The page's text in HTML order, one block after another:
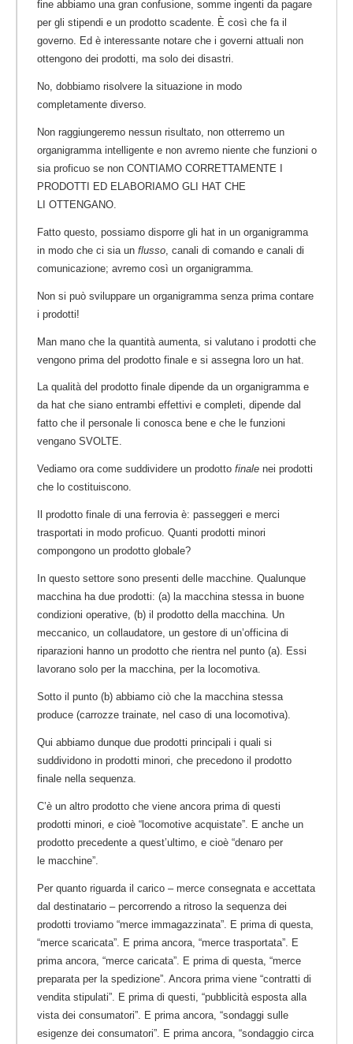
fine abbiamo una gran confusione, somme ingenti da pagare
per gli stipendi e un prodotto scadente. È così che fa il
governo. Ed è interessante notare che i governi attuali non
ottengono dei prodotti, ma solo dei disastri.
No, dobbiamo risolvere la situazione in modo
completamente diverso.
Non raggiungeremo nessun risultato, non otterremo un
organigramma intelligente e non avremo niente che funzioni o
sia proficuo se non CONTIAMO CORRETTAMENTE I
PRODOTTI ED ELABORIAMO GLI HAT CHE
LI OTTENGANO.
Fatto questo, possiamo disporre gli hat in un organigramma
in modo che ci sia un flusso , canali di comando e canali di
comunicazione; avremo così un organigramma.
Non si può sviluppare un organigramma senza prima contare
i prodotti!
Man mano che la quantità aumenta, si valutano i prodotti che
vengono prima del prodotto finale e si assegna loro un hat.
La qualità del prodotto finale dipende da un organigramma e
da hat che siano entrambi effettivi e completi, dipende dal
fatto che il personale li conosca bene e che le funzioni
vengano SVOLTE.
Vediamo ora come suddividere un prodotto finale nei prodotti
che lo costituiscono.
Il prodotto finale di una ferrovia è: passeggeri e merci
trasportati in modo proficuo. Quanti prodotti minori
compongono un prodotto globale?
In questo settore sono presenti delle macchine. Qualunque
macchina ha due prodotti: (a) la macchina stessa in buone
condizioni operative, (b) il prodotto della macchina. Un
meccanico, un collaudatore, un gestore di un’officina di
riparazioni hanno un prodotto che rientra nel punto (a). Essi
lavorano solo per la macchina, per la locomotiva.
Sotto il punto (b) abbiamo ciò che la macchina stessa
produce (carrozze trainate, nel caso di una locomotiva).
Qui abbiamo dunque due prodotti principali i quali si
suddividono in prodotti minori, che precedono il prodotto
finale nella sequenza.
C’è un altro prodotto che viene ancora prima di questi
prodotti minori, e cioè “locomotive acquistate”. E anche un
prodotto precedente a quest’ultimo , e cioè “denaro per
le macchine”.
Per quanto riguarda il carico – merce consegnata e accettata
dal destinatario – percorrendo a ritroso la sequenza dei
prodotti troviamo “merce immagazzinata”. E prima di questa,
“merce scaricata”. E prima ancora, “merce trasportata”. E
prima ancora, “merce caricata”. E prima di questa, “merce
preparata per la spedizione”. Ancora prima viene “contratti di
vendita stipulati”. E prima di questi, “pubblicità esposta alla
vista dei consumatori”. E prima ancora, “sondaggi sulle
esigenze dei consumatori”. E prima ancora, “sondaggio circa